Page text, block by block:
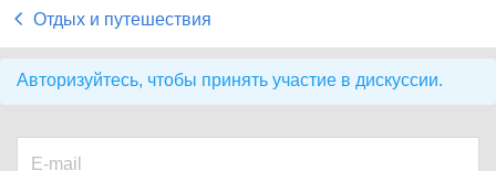
Отдых и путешествия
Авторизуйтесь, чтобы принять участие в дискуссии.